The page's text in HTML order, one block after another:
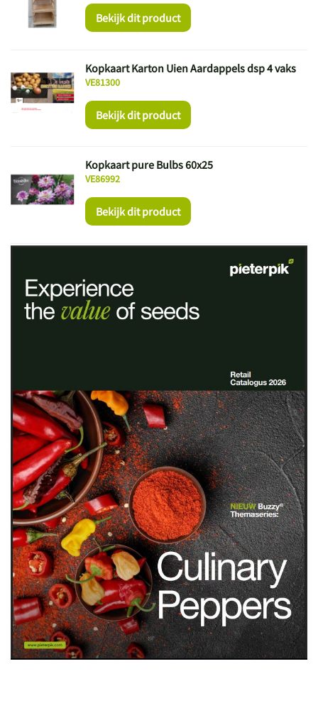
Bekijk dit product
VE81300
Kopkaart Karton Uien Aardappels dsp 4 vaks
Bekijk dit product
VE86992
Kopkaart pure Bulbs 60x25
Bekijk dit product